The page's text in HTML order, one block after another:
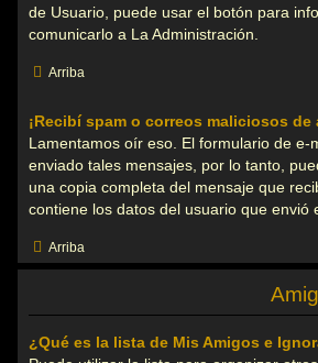
de Usuario, puede usar el botón para
comunicarlo a La Administración.
Arriba
¡Recibí spam o correos maliciosos
Lamentamos oír eso. El formulario de
enviado tales mensajes, por lo tanto,
una copia completa del mensaje que
contiene los datos del usuario que
Arriba
¿Qué es la lista de Mis Amigos e